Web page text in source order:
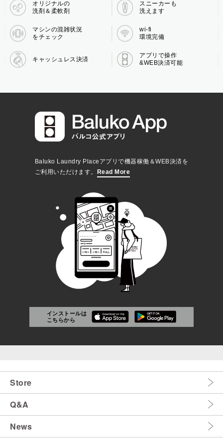
オリジナルの
洗剤＆柔軟剤
スニーカーも
洗えます
マシンの混雑状況
をチェック
wi-fi
環境完備
キャッシュレス決済
アプリで操作
&WEB決済可能
Baluko Laundry Placeアプリで機器稼働＆WEB決済を
ご利用いただけます。 Read More
インストールは
こちらから
Store
Q&A
News